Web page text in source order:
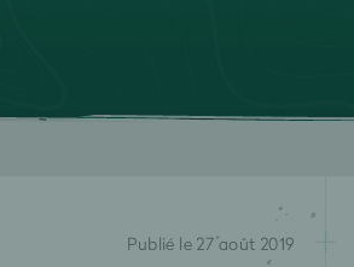
Publié le 27 août 2019